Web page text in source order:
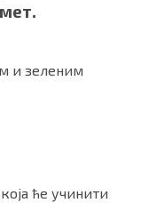
и зеленим
ће учинити